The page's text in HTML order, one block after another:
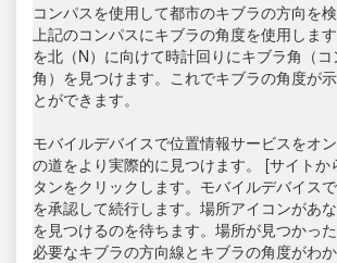
コンパスを使用して都市のキブラの方向を検
上記のコンパスにキブラの角度を使用しま
を北（N）に向けて時計回りにキブラ角（
角）を見つけます。これでキブラの角度が
とができます。
モバイルデバイスで位置情報サービスをオ
の道をより実際的に見つけます。 [サイトか
タンをクリックします。モバイルデバイス
を承認して続行します。場所アイコンがあ
を見つけるのを待ちます。場所が見つかっ
必要なキブラの方向線とキブラの角度がわか